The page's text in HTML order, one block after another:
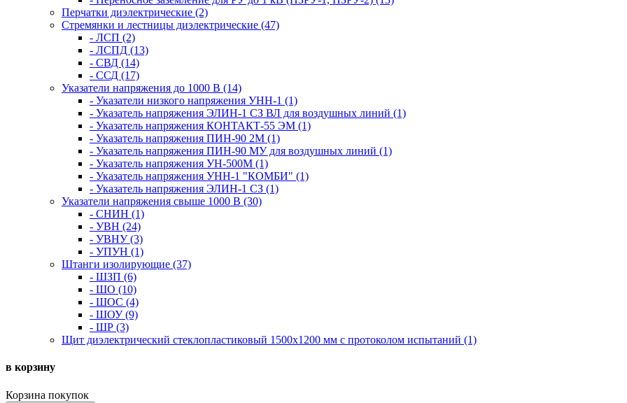
Перчатки диэлектрические (2)
Стремянки и лестницы диэлектрические (47)
- ЛСП (2)
- ЛСПД (13)
- СВД (14)
- ССД (17)
Указатели напряжения до 1000 В (14)
- Указатели низкого напряжения УНН-1 (1)
- Указатель напряжения ЭЛИН-1 СЗ ВЛ для воздушных линий (1)
- Указатель напряжения КОНТАКТ-55 ЭМ (1)
- Указатель напряжения ПИН-90 2М (1)
- Указатель напряжения ПИН-90 МУ для воздушных линий (1)
- Указатель напряжения УН-500М (1)
- Указатель напряжения УНН-1 "КОМБИ" (1)
- Указатель напряжения ЭЛИН-1 СЗ (1)
Указатели напряжения свыше 1000 В (30)
- СНИН (1)
- УВН (24)
- УВНУ (3)
- УПУН (1)
Штанги изолирующие (37)
- ШЗП (6)
- ШО (10)
- ШОС (4)
- ШОУ (9)
- ШР (3)
Щит диэлектрический стеклопластиковый 1500х1200 мм с протоколом испытаний (1)
в корзину
Корзина покупок